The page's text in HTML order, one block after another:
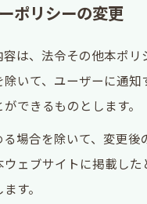
ポリシーの変更
容は、法令その他本ポリ
いて、ユーザーに通知
できるものとします。
る場合を除いて、変更後
ェブサイトに掲載した
す。